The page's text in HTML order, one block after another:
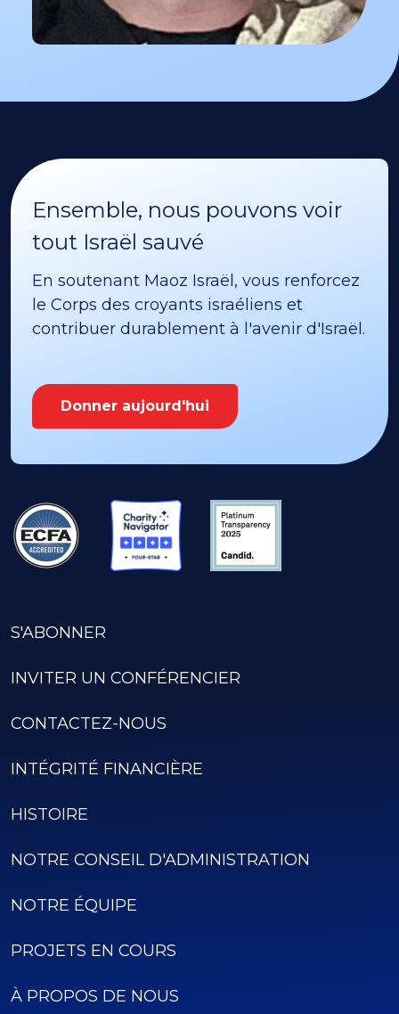
Ensemble, nous pouvons voir
tout Israël sauvé
En soutenant Maoz Israël, vous renforcez
le Corps des croyants israéliens et
contribuer durablement à l'avenir d'Israël.
Donner aujourd'hui
S'ABONNER
INVITER UN CONFÉRENCIER
CONTACTEZ-NOUS
INTÉGRITÉ FINANCIÈRE
HISTOIRE
NOTRE CONSEIL D'ADMINISTRATION
NOTRE ÉQUIPE
PROJETS EN COURS
À PROPOS DE NOUS